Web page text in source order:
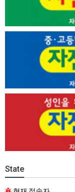
State